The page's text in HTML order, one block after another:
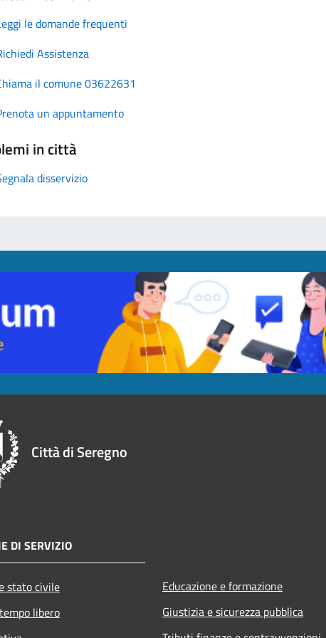
le domande frequenti
Assistenza
il comune 03622631
un appuntamento
in città
disservizio
Città di Seregno
DI SERVIZIO
stato civile
libero
Educazione e formazione
Giustizia e sicurezza pubblica